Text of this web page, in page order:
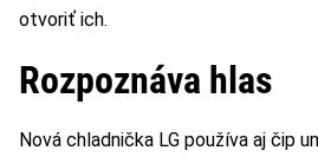
otvoriť ich.
Rozpoznáva hlas
Nová chladnička LG používa aj čip